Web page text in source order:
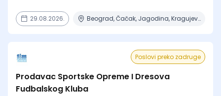
29.08.2026. Beograd, Čačak, Jagodina, Kragujevac, Kruševac + 15 mesta
Poslovi preko zadruge
Prodavac Sportske Opreme I Dresova
Fudbalskog Kluba